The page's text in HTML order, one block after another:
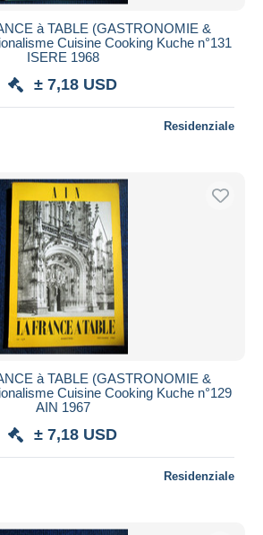
à TABLE (GASTRONOMIE &
Cuisine Cooking Kuche n°131
ISERE 1968
± 7,18 USD
Residenziale
à TABLE (GASTRONOMIE &
Cuisine Cooking Kuche n°129
AIN 1967
± 7,18 USD
Residenziale